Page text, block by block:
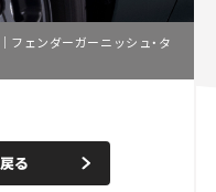
フェンダーガーニッシュ・タ
n
る